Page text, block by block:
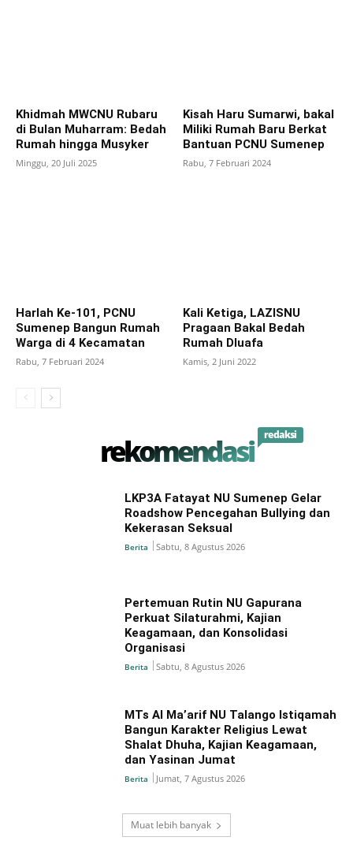
Khidmah MWCNU Rubaru
di Bulan Muharram: Bedah
Rumah hingga Musyker
Minggu, 20 Juli 2025
Kisah Haru Sumarwi, bakal
Miliki Rumah Baru Berkat
Bantuan PCNU Sumenep
Rabu, 7 Februari 2024
Harlah Ke-101, PCNU
Sumenep Bangun Rumah
Warga di 4 Kecamatan
Rabu, 7 Februari 2024
Kali Ketiga, LAZISNU
Pragaan Bakal Bedah
Rumah Dluafa
Kamis, 2 Juni 2022
rekomendasi redaksi
LKP3A Fatayat NU Sumenep Gelar
Roadshow Pencegahan Bullying dan
Kekerasan Seksual
Berita Sabtu, 8 Agustus 2026
Pertemuan Rutin NU Gapurana
Perkuat Silaturahmi, Kajian
Keagamaan, dan Konsolidasi
Organisasi
Berita Sabtu, 8 Agustus 2026
MTs Al Ma’arif NU Talango Istiqamah
Bangun Karakter Religius Lewat
Shalat Dhuha, Kajian Keagamaan,
dan Yasinan Jumat
Berita Jumat, 7 Agustus 2026
Muat lebih banyak